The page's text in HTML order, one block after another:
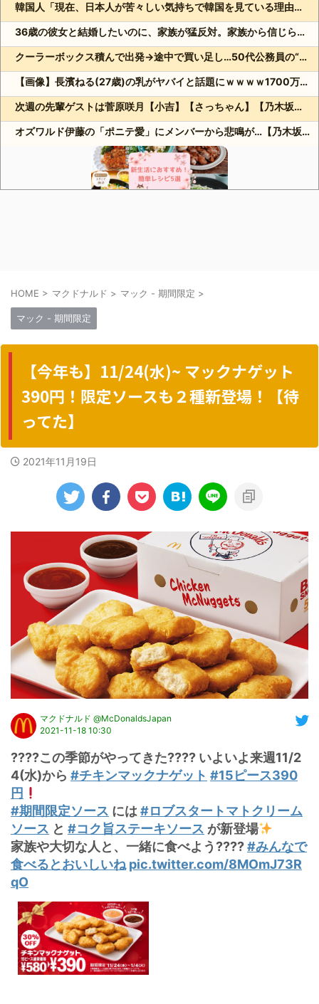
韓国人「現在、日本人が苦々しい気持ちで韓国を見ている理由がこちら…」→「相当悔しがってるだろうな…（ﾌﾞﾙﾌﾞﾙ」＝韓国の反応
36歳の彼女と結婚したいのに、家族が猛反対。家族から信じられない言葉が飛び出した… 他
クーラーボックス積んで出発→途中で買い足し…50代公務員の“ドライブ”が地獄すぎた 他
【画像】長濱ねる(27歳)の乳がヤバイと話題にｗｗｗｗ1700万バズｗｗｗｗｗｗｗｗｗｗ 他
次週の先輩ゲストは菅原咲月【小吉】【さっちゃん】【乃木坂スター誕生！SIX】【乃木坂46】
オズワルド伊藤の「ポニテ愛」にメンバーから悲鳴が…【乃木坂スター誕生！SIX】【乃木坂46】
HOME > マクドナルド > マック - 期間限定 >
マック - 期間限定
【今年も】11/24(水)~ マックナゲット
390円！限定ソースも２種新登場！【待
ってた】
2021年11月19日
マクドナルド @McDonaldsJapan
2021-11-18 10:30
????この季節がやってきた???? いよいよ来週11/2
4(水)から #チキンマックナゲット #15ピース390
円
#期間限定ソース には #ロブスタートマトクリーム
ソース と #コク旨ステーキソース が新登場
家族や大切な人と、一緒に食べよう???? #みんなで
食べるとおいしいね pic.twitter.com/8MOmJ73R
qO